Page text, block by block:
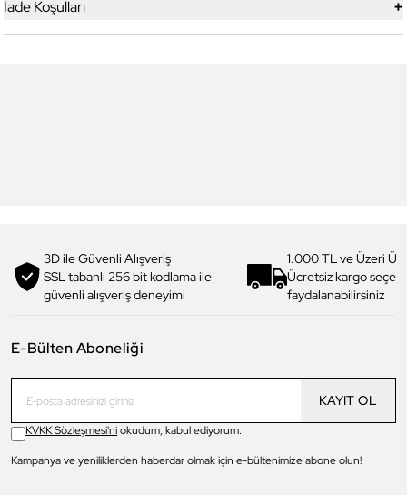
İade Koşulları +
3D ile Güvenli Alışveriş
SSL tabanlı 256 bit kodlama ile
güvenli alışveriş deneyimi
1.000 TL ve Üzeri
Ücretsiz kargo
faydalanabilirsiniz
E-Bülten Aboneliği
KAYIT OL
KVKK Sözleşmesi'niokudum, kabul ediyorum.
Kampanya ve yeniliklerden haberdar olmak için e-bültenimize abone olun!